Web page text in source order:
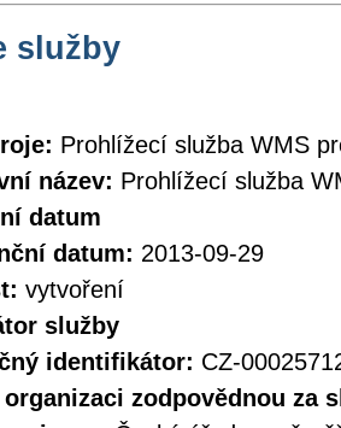
služby
Prohlížecí služba WMS
název: Prohlížecí služba
datum
datum: 2013-09-29
vytvoření
služby
identifikátor: CZ-
zodpovědnou za